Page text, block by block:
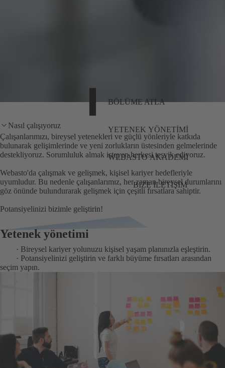
BÖLÜME ATLA
YETENEK YÖNETIMI
WEBASTO AKADEMI
BIZE İLETIŞIM
Nasıl çalışıyoruz
Çalışanlarımızı, bireysel yetenekleri ve güçlü yönleriyle katkıda
bulunarak gelişimlerinde ve yeni zorlukların üstesinden gelmelerinde
destekliyoruz. Sorumluluk almak isteyen herkesi teşvik ediyoruz.
Webasto'da çalışmak ve gelişmek, kişisel kariyer hedefleriyle
uyumludur. Bu nedenle çalışanlarımız, her zaman bireysel durumlarını
göz önünde bulundurarak gelişmek için çeşitli fırsatlara sahiptir.
Potansiyelinizi bizimle geliştirin!
Yetenek yönetimi
· Bireysel kariyer yolunuzu kişisel yaşam planınızla eşleştirin.
· Potansiyelinizi geliştirin ve farklı büyüme fırsatları arasından
seçim yapın.